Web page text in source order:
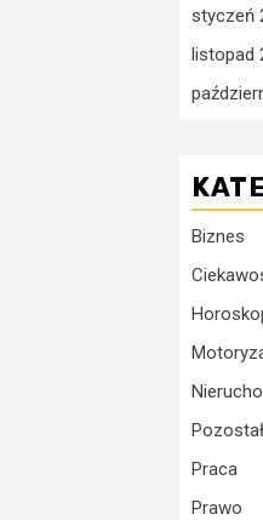
styczeń
listopad
Biznes
Praca
Prawo